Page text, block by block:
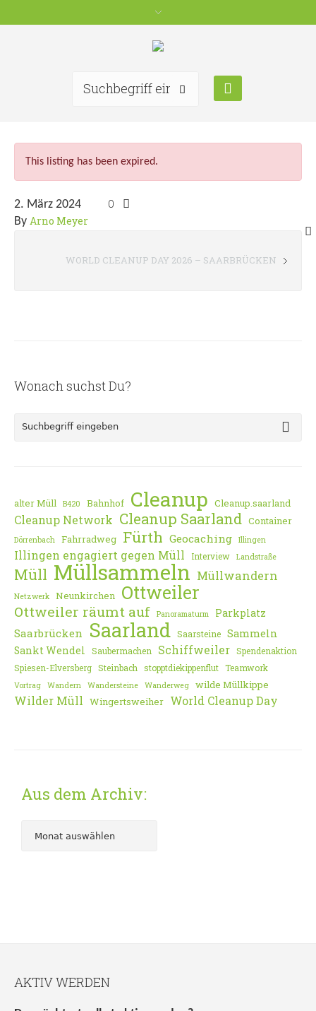
This listing has been expired.
2. März 2024 0
By Arno Meyer
WORLD CLEANUP DAY 2026 – SAARBRÜCKEN
Wonach suchst Du?
alter Müll B420 Bahnhof Cleanup Cleanup.saarland
Cleanup Network Cleanup Saarland Container
Dörrenbach Fahrradweg Fürth Geocaching Illingen
Illingen engagiert gegen Müll Interview Landstraße
Müll Müllsammeln Müllwandern
Netzwerk Neunkirchen Ottweiler
Ottweiler räumt auf Panoramaturm Parkplatz
Saarbrücken Saarland Saarsteine Sammeln
Sankt Wendel
Saubermachen Schiffweiler Spendenaktion
Spiesen-Elversberg Steinbach stopptdiekippenflut Teamwork
Vortrag Wandern Wandersteine Wanderweg wilde Müllkippe
Wilder Müll Wingertsweiher World Cleanup Day
Aus dem Archiv:
AKTIV WERDEN